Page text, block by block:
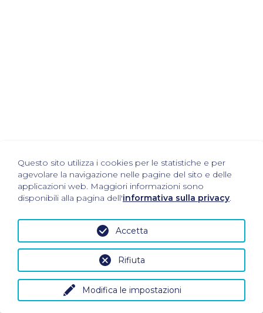
Questo sito utilizza i cookies per le statistiche e per
agevolare la navigazione nelle pagine del sito e delle
applicazioni web. Maggiori informazioni sono
disponibili alla pagina dell'informativa sulla privacy.
Modifica le impostazioni
Rifiuta
Accetta